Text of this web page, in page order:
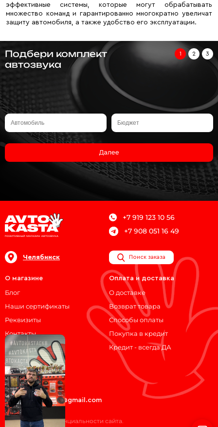
эффективные системы, которые могут обрабатывать
множество команд и гарантированно многократно увеличат
защиту автомобиля, а также удобство его эксплуатации.
Подбери комплект
автозвука
1 2 3
Далее
+7 919 123 10 56
+7 908 051 16 49
Челябинск Поиск заказа
О магазине
Блог
Наши сертификаты
Реквизиты
Контакты
Оплата и доставка
О доставке
Возврат товара
Способы оплаты
Покупка в кредит
Кредит - всегда ДА
Мы на связи!
ВКонтакте
Telegram
avtokasta74@gmail.com
Политика конфиденциальности сайта.